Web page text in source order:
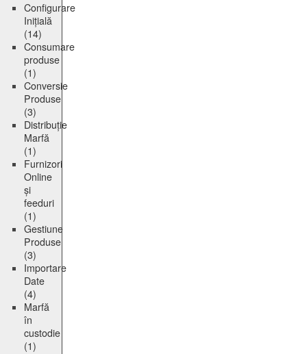
Configurare
Inițială
(14)
Consumare
produse
(1)
Conversie
Produse
(3)
Distribuție
Marfă
(1)
Furnizori
Online
și
feeduri
(1)
Gestiune
Produse
(3)
Importare
Date
(4)
Marfă
în
custodie
(1)